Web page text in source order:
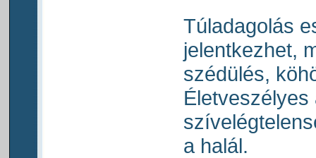
Túladagolás
jelentkezhet,
szédülés,
a halál.